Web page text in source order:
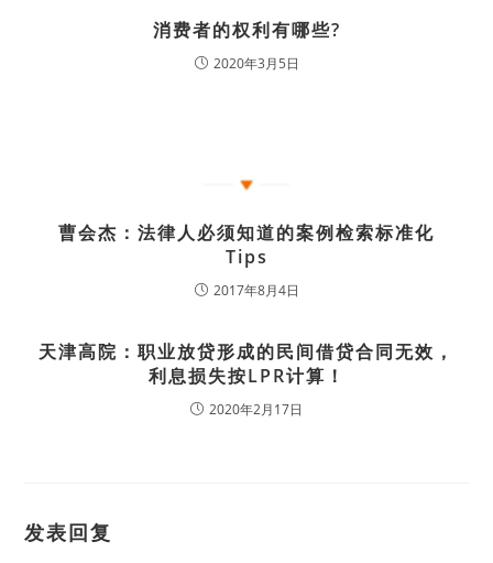
消费者的权利有哪些?
2020年3月5日
曹会杰：法律人必须知道的案例检索标准化
Tips
2017年8月4日
天津高院：职业放贷形成的民间借贷合同无效，
利息损失按LPR计算！
2020年2月17日
发表回复